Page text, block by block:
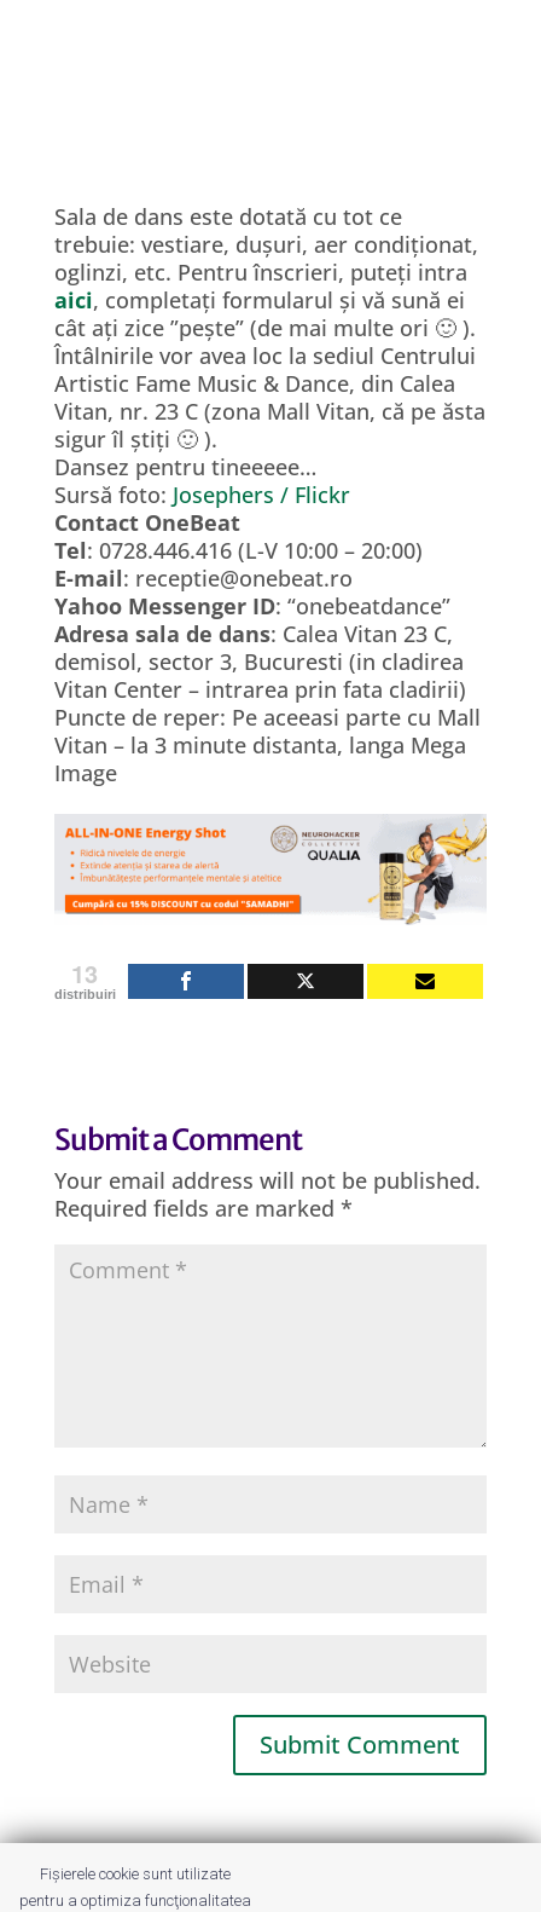
Sala de dans este dotată cu tot ce
trebuie: vestiare, dușuri, aer condiționat,
oglinzi, etc. Pentru înscrieri, puteți intra
aici, completați formularul și vă sună ei
cât ați zice ”pește” (de mai multe ori 🙂 ).
Întâlnirile vor avea loc la sediul Centrului
Artistic Fame Music & Dance, din Calea
Vitan, nr. 23 C (zona Mall Vitan, că pe ăsta
sigur îl știți 🙂 ).
Dansez pentru tineeeee…
Sursă foto: Josephers / Flickr
Contact OneBeat
Tel: 0728.446.416 (L-V 10:00 – 20:00)
E-mail: receptie@onebeat.ro
Yahoo Messenger ID: “onebeatdance”
Adresa sala de dans: Calea Vitan 23 C,
demisol, sector 3, Bucuresti (in cladirea
Vitan Center – intrarea prin fata cladirii)
Puncte de reper: Pe aceeasi parte cu Mall
Vitan – la 3 minute distanta, langa Mega
Image
13
distribuiri
Submit a Comment
Your email address will not be published.
Required fields are marked *
This site uses Akismet to reduce spam.
Learn how your comment data is
Fișierele cookie sunt utilizate
pentru a optimiza funcţionalitatea